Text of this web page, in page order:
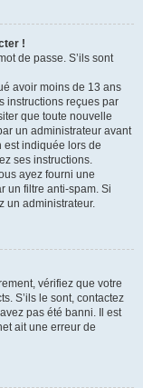
!
de passe. S’ils sont
avoir moins de 13 ans
instructions reçues par
que toute nouvelle
un administrateur avant
est indiquée lors de
ses instructions.
ayez fourni une
un filtre anti-spam. Si
un administrateur.
vérifiez que votre
S’ils le sont, contactez
pas été banni. Il est
ait une erreur de